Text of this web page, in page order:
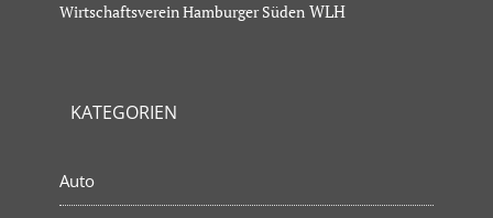
Wirtschaftsverein Hamburger Süden WLH
KATEGORIEN
Auto